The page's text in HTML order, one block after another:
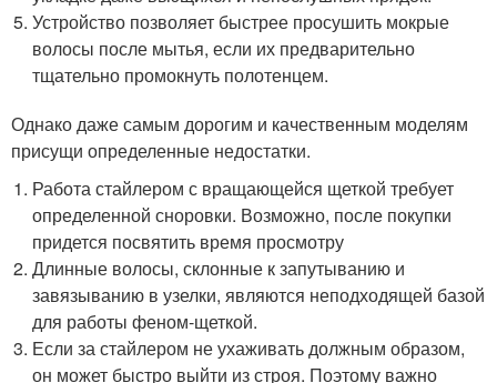
Устройство позволяет быстрее просушить мокрые
волосы после мытья, если их предварительно
тщательно промокнуть полотенцем.
Однако даже самым дорогим и качественным моделям
присущи определенные недостатки.
Работа стайлером с вращающейся щеткой требует
определенной сноровки. Возможно, после покупки
придется посвятить время просмотру
Длинные волосы, склонные к запутыванию и
завязыванию в узелки, являются неподходящей базой
для работы феном-щеткой.
Если за стайлером не ухаживать должным образом,
он может быстро выйти из строя. Поэтому важно